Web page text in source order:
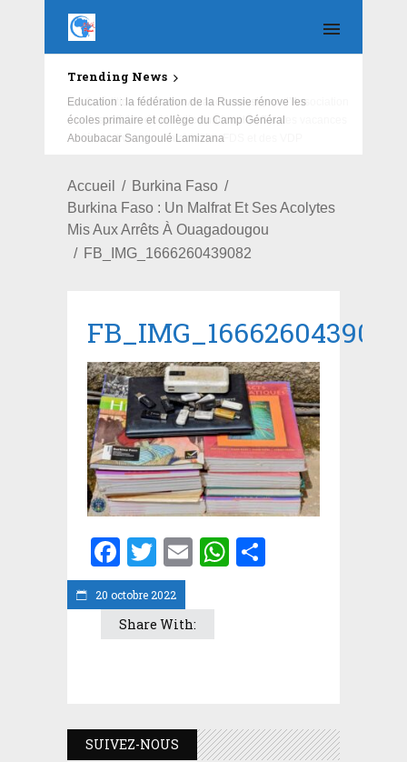
Trending News
Education : la fédération de la Russie rénove les
écoles primaire et collège du Camp Général
Aboubacar Sangoulé Lamizana
Accueil
Burkina Faso
Burkina Faso : Un Malfrat Et Ses Acolytes
Mis Aux Arrêts À Ouagadougou
FB_IMG_1666260439082
20 octobre 2022
FB_IMG_1666260439082
Facebook
Twitter
EmailWhatsApp
Share With:
SUIVEZ-NOUS